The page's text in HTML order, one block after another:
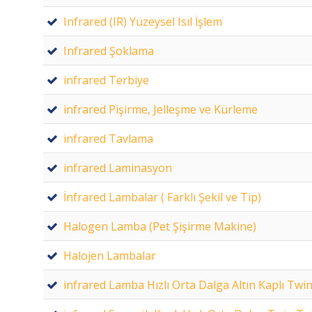
Infrared (IR) Yüzeysel Isıl İşlem
Infrared Şoklama
infrared Terbiye
infrared Pişirme, Jelleşme ve Kürleme
infrared Tavlama
infrared Laminasyon
İnfrared Lambalar ( Farklı Şekil ve Tip)
Halogen Lamba (Pet Şişirme Makine)
Halojen Lambalar
infrared Lamba Hızlı Orta Dalga Altın Kaplı